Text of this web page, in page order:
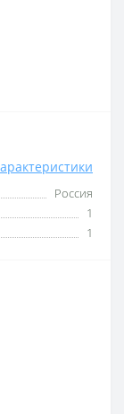
Россия
1
1